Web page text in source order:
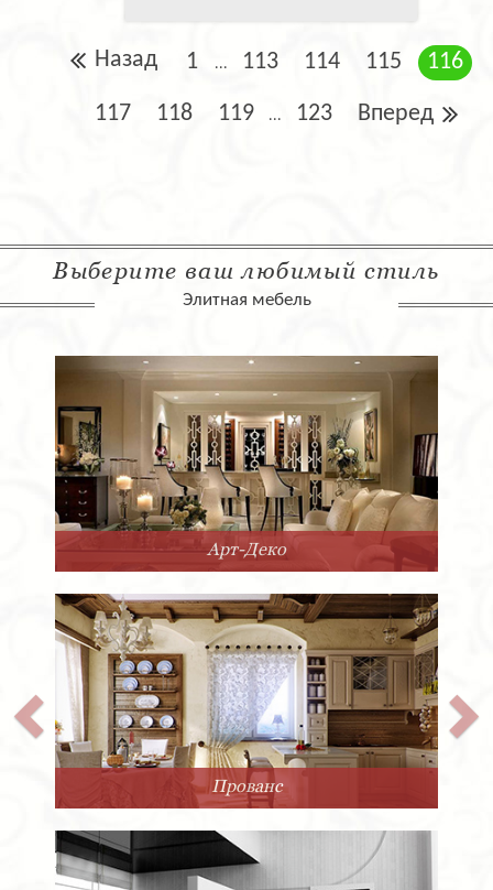
Назад 1 ... 113 114 115 116
117 118 119 ... 123 Вперед
Выберите ваш любимый стиль
Элитная мебель
Арт-Деко
Прованс